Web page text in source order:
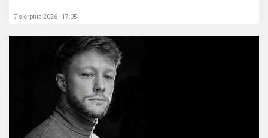
7 sierpnia 2026 - 17:05